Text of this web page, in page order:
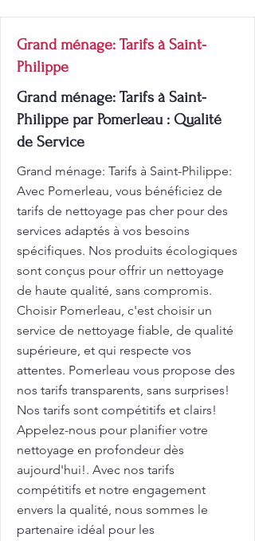
Grand ménage: Tarifs à Saint-
Philippe
Grand ménage: Tarifs à Saint-
Philippe par Pomerleau : Qualité
de Service
Grand ménage: Tarifs à Saint-Philippe:
Avec Pomerleau, vous bénéficiez de
tarifs de nettoyage pas cher pour des
services adaptés à vos besoins
spécifiques. Nos produits écologiques
sont conçus pour offrir un nettoyage
de haute qualité, sans compromis.
Choisir Pomerleau, c'est choisir un
service de nettoyage fiable, de qualité
supérieure, et qui respecte vos
attentes. Pomerleau vous propose des
nos tarifs transparents, sans surprises!
Nos tarifs sont compétitifs et clairs!
Appelez-nous pour planifier votre
nettoyage en profondeur dès
aujourd'hui!. Avec nos tarifs
compétitifs et notre engagement
envers la qualité, nous sommes le
partenaire idéal pour les